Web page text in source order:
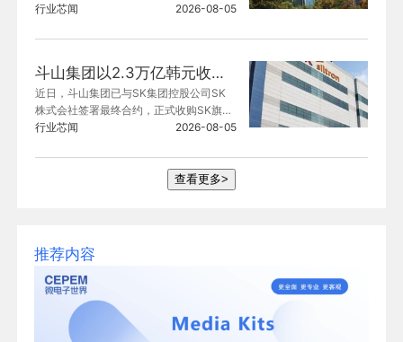
闭，同时保留并持续强化该厂区及周边备
半导体等产品，今年已逐步缩减生产品
行业芯闻 2026-08-05
斗山集团以2.3万亿韩元收购SK Siltron 70.61%股份
近日，斗山集团已与SK集团控股公司SK
株式会社签署最终合约，正式收购SK旗下
半导体晶圆制造商SK Siltron。
行业芯闻 2026-08-05
查看更多>
推荐内容